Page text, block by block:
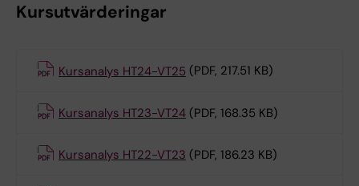
Kursutvärderingar
Kursanalys HT24-VT25 (PDF, 217.51 KB)
Kursanalys HT23-VT24 (PDF, 168.35 KB)
Kursanalys HT22-VT23 (PDF, 186.23 KB)